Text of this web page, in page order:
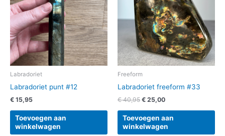
Labradoriet
Labradoriet punt #12
€ 15,95
Toevoegen aan
winkelwagen
Freeform
Labradoriet freeform #33
€40,95 € 25,00
Toevoegen aan
winkelwagen